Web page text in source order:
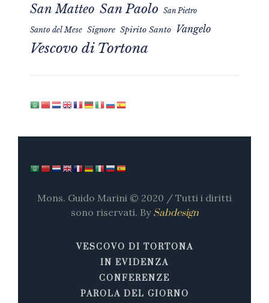
San Matteo San Paolo San Pietro
Santo del Mese Signore Spirito Santo Vangelo
Vescovo di Tortona
Mons. Guido Marini © 2020 / Tutti i diritti
sono riservati. By Sabdesign
VESCOVO DI TORTONA
IN EVIDENZA
CONFERENZE
PAROLA DEL GIORNO